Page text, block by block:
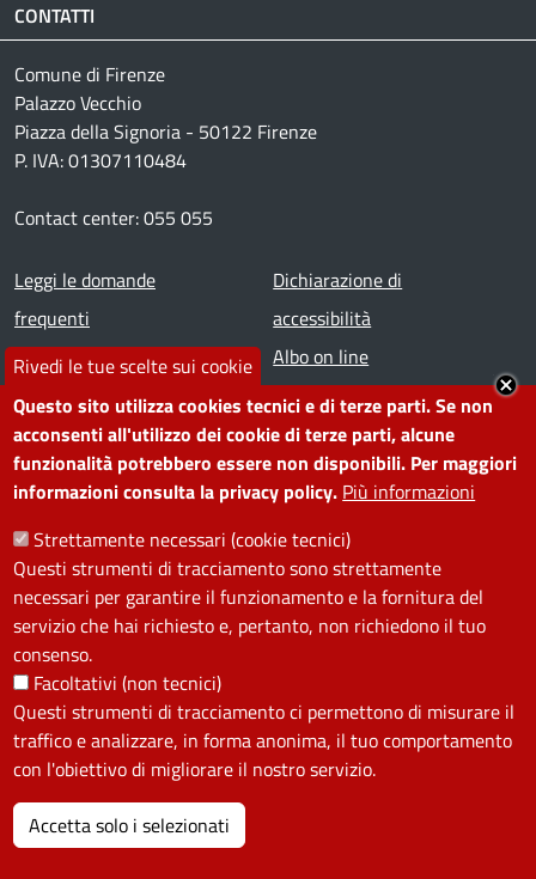
Rivedi le tue scelte sui cookie
Questo sito utilizza cookies tecnici e di terze parti. Se non
acconsenti all'utilizzo dei cookie di terze parti, alcune
funzionalità potrebbero essere non disponibili. Per maggiori
informazioni consulta la privacy policy. Più informazioni
Strettamente necessari (cookie tecnici)
Questi strumenti di tracciamento sono strettamente
necessari per garantire il funzionamento e la fornitura del
servizio che hai richiesto e, pertanto, non richiedono il tuo
consenso.
Facoltativi (non tecnici)
Questi strumenti di tracciamento ci permettono di misurare il
traffico e analizzare, in forma anonima, il tuo comportamento
con l'obiettivo di migliorare il nostro servizio.
Accetta solo i selezionati
CONTATTI
Comune di Firenze
Palazzo Vecchio
Piazza della Signoria - 50122 Firenze
P. IVA: 01307110484
Contact center: 055 055
Footer menu
Leggi le domande
frequenti
Prenota appuntamento
Segnala disservizio
Amministrazione
trasparente
Note legali
Dichiarazione di
accessibilità
Albo on line
Redazione web
Piano di miglioramento dei
servizi
Contatti
SEGUICI SU
Facebook
Instagram
YouTube
Telegram
WhatsApp
TwitterLinkedin
PRIVACY
Useful links section
La Privacy nel Comune
PRIVACY